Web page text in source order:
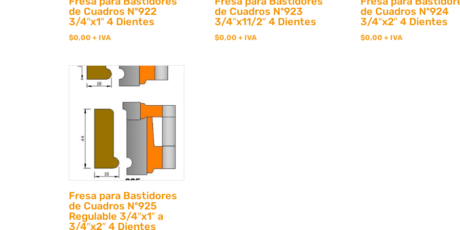
de Cuadros Nº922
3/4″x1″ 4 Dientes
$0,00 + IVA
de Cuadros Nº923
3/4″x11/2″ 4 Dientes
$0,00 + IVA
de Cuadros Nº924
3/4″x2″ 4 Dientes
$0,00 + IVA
Fresa para Bastidores
de Cuadros Nº925
Regulable 3/4″x1″ a
3/4″x2″ 4 Dientes